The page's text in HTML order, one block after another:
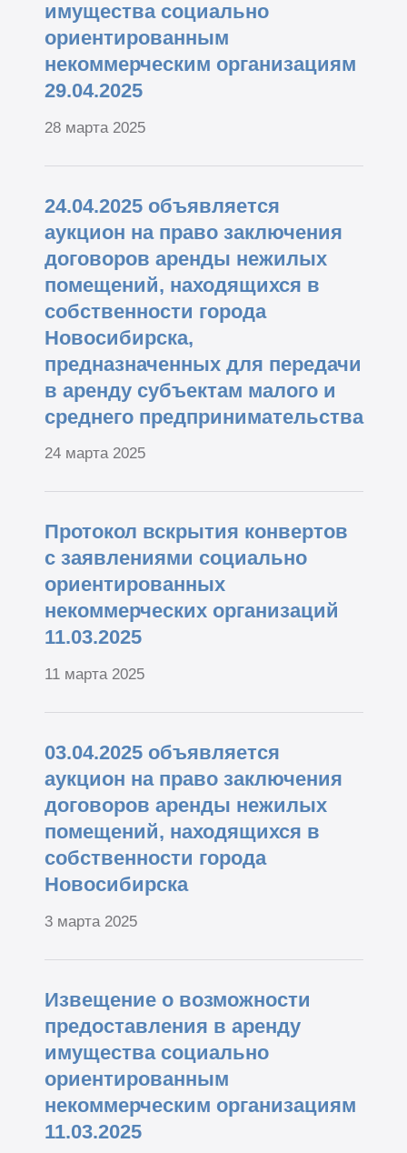
имущества социально
ориентированным
некоммерческим организациям
29.04.2025
28 марта 2025
24.04.2025 объявляется
аукцион на право заключения
договоров аренды нежилых
помещений, находящихся в
собственности города
Новосибирска,
предназначенных для передачи
в аренду субъектам малого и
среднего предпринимательства
24 марта 2025
Протокол вскрытия конвертов
с заявлениями социально
ориентированных
некоммерческих организаций
11.03.2025
11 марта 2025
03.04.2025 объявляется
аукцион на право заключения
договоров аренды нежилых
помещений, находящихся в
собственности города
Новосибирска
3 марта 2025
Извещение о возможности
предоставления в аренду
имущества социально
ориентированным
некоммерческим организациям
11.03.2025